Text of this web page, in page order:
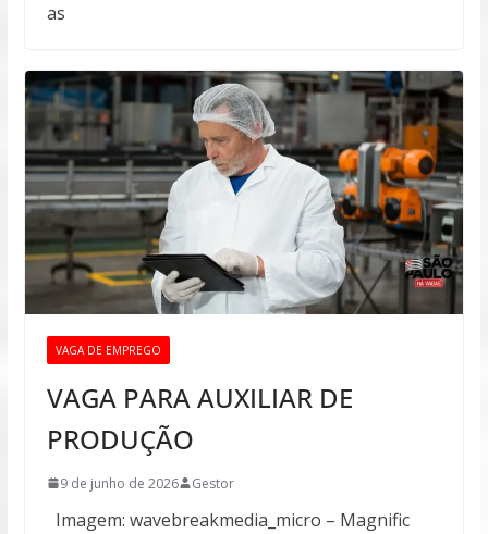
as
VAGA DE EMPREGO
VAGA PARA AUXILIAR DE
PRODUÇÃO
9 de junho de 2026 Gestor
Imagem: wavebreakmedia_micro – Magnific